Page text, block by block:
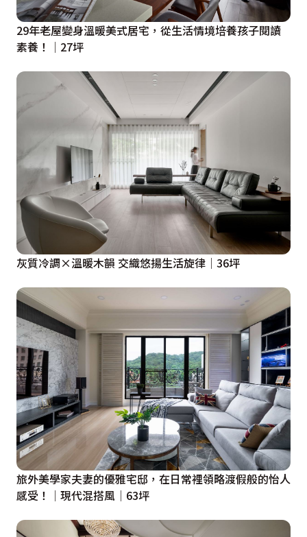
29年老屋變身溫暖美式居宅，從生活情境培養孩子閱讀
素養！│27坪
灰質冷調×溫暖木韻 交織悠揚生活旋律│36坪
旅外美學家夫妻的優雅宅邸，在日常裡領略渡假般的怡人
感受！│現代混搭風│63坪